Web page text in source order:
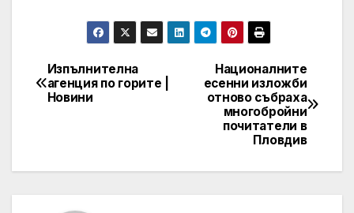
Post
navigation
Националните
есенни изложби
отново събраха
многобройни
почитатели в
Пловдив
Изпълнителна
агенция по горите |
Новини